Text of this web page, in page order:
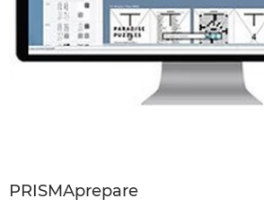
PRISMAprepare